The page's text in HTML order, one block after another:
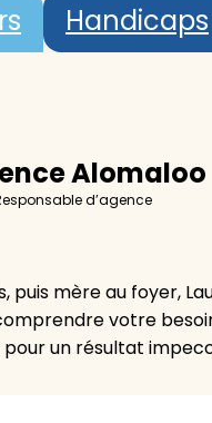
Handicaps
Alomaloo
d’agence
puis mère au foyer,
votre
un résultat